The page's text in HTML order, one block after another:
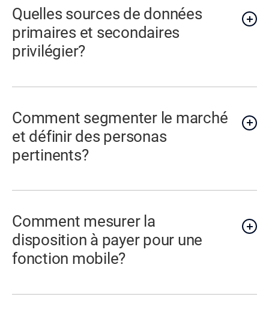
Quelles sources de données
primaires et secondaires
privilégier?
Comment segmenter le marché
et définir des personas
pertinents?
Comment mesurer la
disposition à payer pour une
fonction mobile?